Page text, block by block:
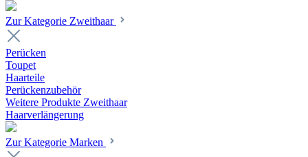
Zur Kategorie Zweithaar
Perücken
Toupet
Haarteile
Perückenzubehör
Weitere Produkte Zweithaar
Haarverlängerung
Zur Kategorie Marken